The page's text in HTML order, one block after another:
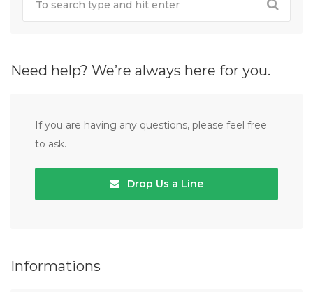
Need help? We’re always here for you.
If you are having any questions, please feel free
to ask.
Drop Us a Line
Informations